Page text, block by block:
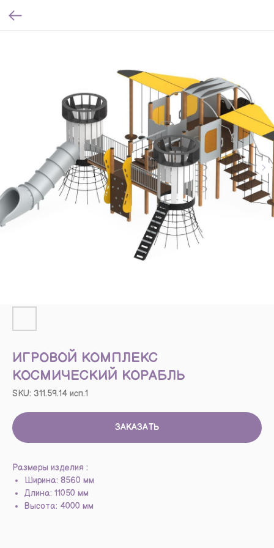
ИГРОВОЙ КОМПЛЕКС
КОСМИЧЕСКИЙ КОРАБЛЬ
SKU: 311.59.14 исп.1
ЗАКАЗАТЬ
Размеры изделия :
Ширина: 8560 мм
Длина: 11050 мм
Высота: 4000 мм